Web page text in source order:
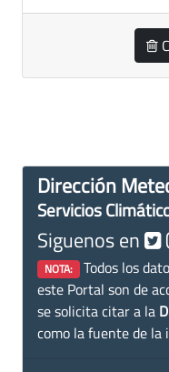
Dirección
Servicios
Siguenos en
NOTA: Todos los
este Portal son de
se solicita citar a la
como la fuente de la